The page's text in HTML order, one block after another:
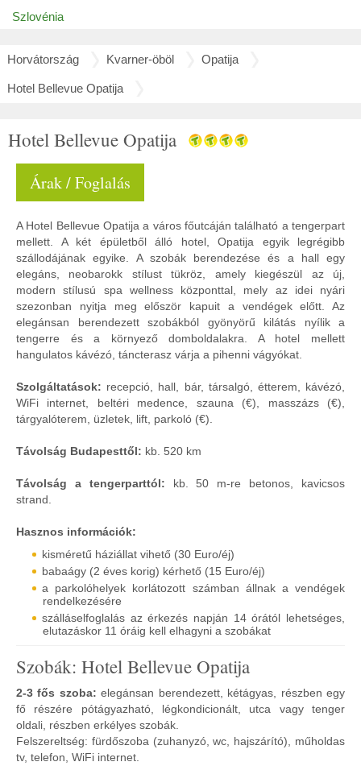
Szlovénia
Horvátország Kvarner-öböl Opatija
Hotel Bellevue Opatija
Hotel Bellevue Opatija
Árak / Foglalás
A Hotel Bellevue Opatija a város főutcáján található a tengerpart
mellett. A két épületből álló hotel, Opatija egyik legrégibb
szállodájának egyike. A szobák berendezése és a hall egy
elegáns, neobarokk stílust tükröz, amely kiegészül az új,
modern stílusú spa wellness központtal, mely az idei nyári
szezonban nyitja meg először kapuit a vendégek előtt. Az
elegánsan berendezett szobákból gyönyörű kilátás nyílik a
tengerre és a környező domboldalakra. A hotel mellett
hangulatos kávézó, táncterasz várja a pihenni vágyókat.
Szolgáltatások: recepció, hall, bár, társalgó, étterem, kávézó,
WiFi internet, beltéri medence, szauna (€), masszázs (€),
tárgyalóterem, üzletek, lift, parkoló (€).
Távolság Budapesttől: kb. 520 km
Távolság a tengerparttól: kb. 50 m-re betonos, kavicsos
strand.
Hasznos információk:
kisméretű háziállat vihető (30 Euro/éj)
babaágy (2 éves korig) kérhető (15 Euro/éj)
a parkolóhelyek korlátozott számban állnak a vendégek
rendelkezésére
szálláselfoglalás az érkezés napján 14 órától lehetséges,
elutazáskor 11 óráig kell elhagyni a szobákat
Szobák: Hotel Bellevue Opatija
2-3 fős szoba: elegánsan berendezett, kétágyas, részben egy
fő részére pótágyazható, légkondicionált, utca vagy tenger
oldali, részben erkélyes szobák.
Felszereltség: fürdőszoba (zuhanyzó, wc, hajszárító), műholdas
tv, telefon, WiFi internet.